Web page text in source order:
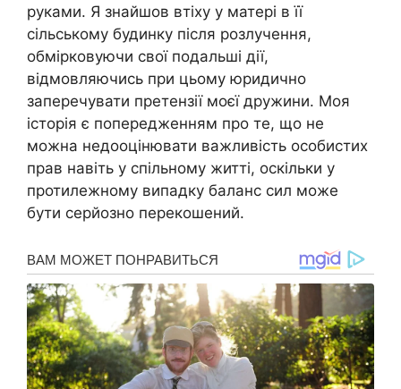
руками. Я знайшов втіху у матері в її
сільському будинку після розлучення,
обмірковуючи свої подальші дії,
відмовляючись при цьому юридично
заперечувати претензії моєї дружини. Моя
історія є попередженням про те, що не
можна недооцінювати важливість особистих
прав навіть у спільному житті, оскільки у
протилежному випадку баланс сил може
бути серйозно перекошений.